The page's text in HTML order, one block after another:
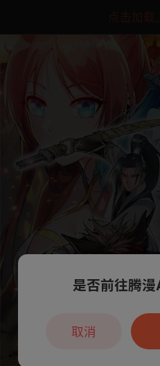
点击加载
本章节仅支持App
户7天
是否前往腾
取消